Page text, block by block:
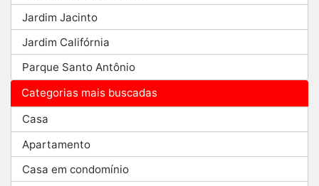
Jardim Jacinto
Jardim Califórnia
Parque Santo Antônio
Categorias mais buscadas
Casa
Apartamento
Casa em condomínio